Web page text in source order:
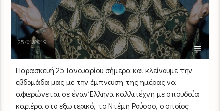
25/01/2019
Παρασκευή 25 Ιανουαρίου σήμερα και κλείνουμε την
εβδομάδα μας με την έμπνευση της ημέρας να
αφιερώνεται σε έναν Έλληνα καλλιτέχνη με σπουδαία
καριέρα στο εξωτερικό, το Ντέμη Ρούσσο, ο οποίος